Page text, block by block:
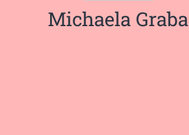
Michaela Graba